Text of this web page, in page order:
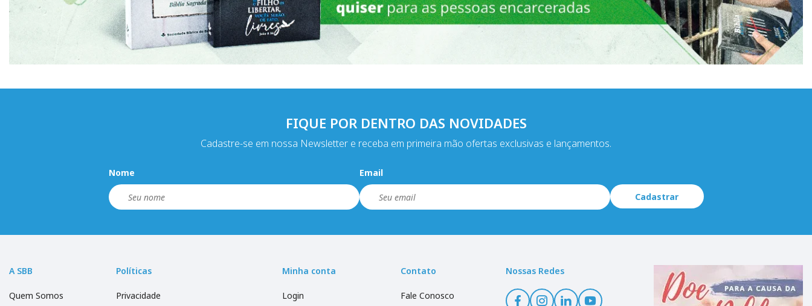
FIQUE POR DENTRO DAS NOVIDADES
Cadastre-se em nossa Newsletter e receba em primeira mão ofertas exclusivas e lançamentos.
Nome Email
Cadastrar
A SBB
Quem Somos
Políticas
Privacidade
Minha conta
Login
Contato
Fale Conosco
Nossas Redes